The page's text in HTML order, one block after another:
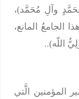
وآلِ مُحَمَّد)،
الجامعُ المانع،
اللّه)..
المؤمنين الَّتي